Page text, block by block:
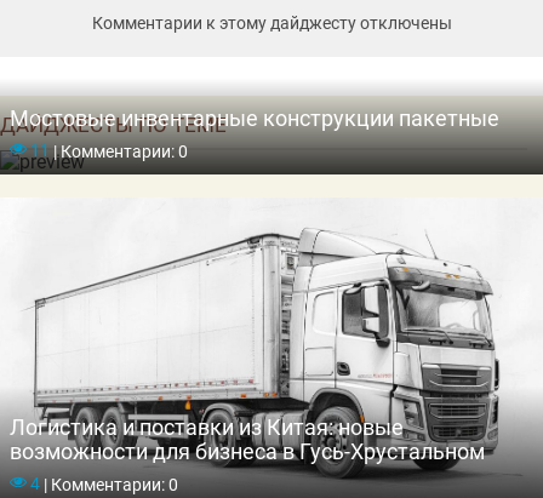
Комментарии к этому дайджесту отключены
ДАЙДЖЕСТЫ ПО ТЕМЕ
Мостовые инвентарные конструкции пакетные
11|Комментарии: 0
Логистика и поставки из Китая: новые
возможности для бизнеса в Гусь-Хрустальном
4 |Комментарии: 0